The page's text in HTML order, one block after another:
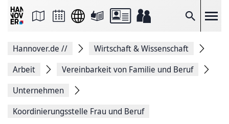
Suche
Seite
Facebook
teilen
Seitenlink
Seite
Hannover.de //
Wirtschaft & Wissenschaft
Arbeit
Vereinbarkeit von Familie und Beruf
Unternehmen
Koordinierungsstelle Frau und Beruf